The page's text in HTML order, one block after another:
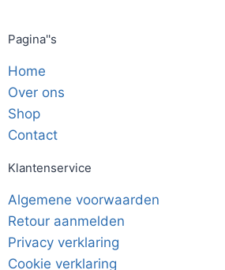
Pagina''s
Home
Over ons
Shop
Contact
Klantenservice
Algemene voorwaarden
Retour aanmelden
Privacy verklaring
Cookie verklaring